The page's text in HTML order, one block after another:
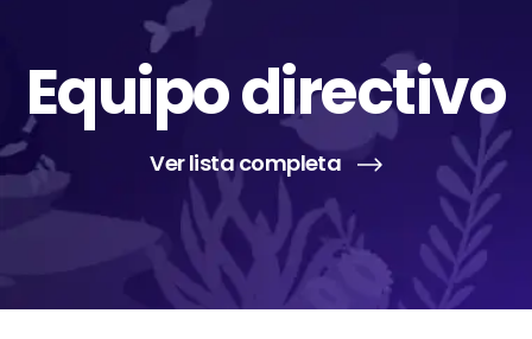
Equipo directivo
Ver lista completa